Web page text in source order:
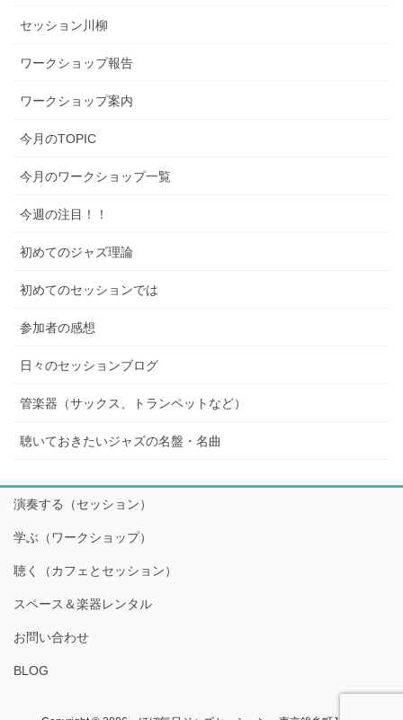
セッション川柳
ワークショップ報告
ワークショップ案内
今月のTOPIC
今月のワークショップ一覧
今週の注目！！
初めてのジャズ理論
初めてのセッションでは
参加者の感想
日々のセッションブログ
管楽器（サックス、トランペットなど）
聴いておきたいジャズの名盤・名曲
演奏する（セッション）
学ぶ（ワークショップ）
聴く（カフェとセッション）
スペース＆楽器レンタル
お問い合わせ
BLOG